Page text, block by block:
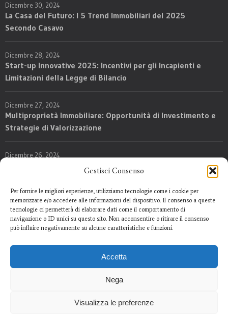
Gestisci Consenso
Per fornire le migliori esperienze, utilizziamo tecnologie come i cookie per
memorizzare e/o accedere alle informazioni del dispositivo. Il consenso a queste
tecnologie ci permetterà di elaborare dati come il comportamento di
navigazione o ID unici su questo sito. Non acconsentire o ritirare il consenso
può influire negativamente su alcune caratteristiche e funzioni.
Accetta
Nega
Visualizza le preferenze
Dicembre 30, 2024
La Casa del Futuro: I 5 Trend Immobiliari del 2025
Secondo Casavo
Dicembre 28, 2024
Start-up Innovative 2025: Incentivi per gli Incapienti e
Limitazioni della Legge di Bilancio
Dicembre 27, 2024
Multiproprietà Immobiliare: Opportunità di Investimento e
Strategie di Valorizzazione
Dicembre 26, 2024
Opportunità e Rischi per Agenti, Investitori e Sviluppatori
Immobiliari
Copyright © 2025 Forensia srl P.I. 02925160612